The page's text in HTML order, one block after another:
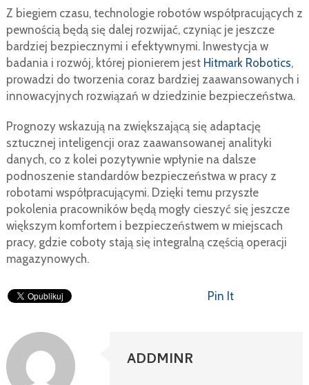
Z biegiem czasu, technologie robotów współpracujących z
pewnością będą się dalej rozwijać, czyniąc je jeszcze
bardziej bezpiecznymi i efektywnymi. Inwestycja w
badania i rozwój, której pionierem jest Hitmark Robotics,
prowadzi do tworzenia coraz bardziej zaawansowanych i
innowacyjnych rozwiązań w dziedzinie bezpieczeństwa.
Prognozy wskazują na zwiększającą się adaptację
sztucznej inteligencji oraz zaawansowanej analityki
danych, co z kolei pozytywnie wpłynie na dalsze
podnoszenie standardów bezpieczeństwa w pracy z
robotami współpracującymi. Dzięki temu przyszłe
pokolenia pracowników będą mogły cieszyć się jeszcze
większym komfortem i bezpieczeństwem w miejscach
pracy, gdzie coboty stają się integralną częścią operacji
magazynowych.
Pin It
ADDMINR